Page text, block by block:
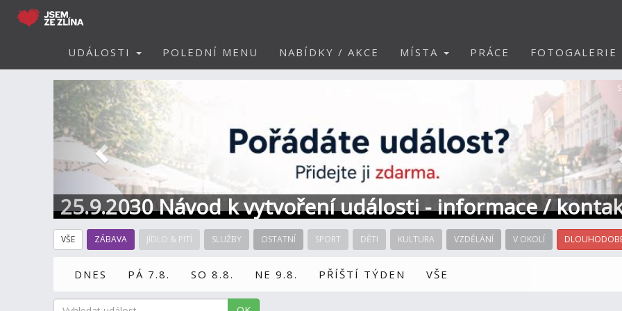
UDÁLOSTI POLEDNÍ MENU NABÍDKY / AKCE MÍSTA PRÁCE FOTOGALERIE
25.9.2030 Návod k vytvoření události - informace /
Předchozí
VŠE ZÁBAVA JÍDLO & PITÍ SLUŽBY OSTATNÍ SPORT DĚTI KULTURA VZDĚLÁNÍ V OKOLÍ
DNES PÁ 7.8. SO 8.8. NE 9.8. PŘÍŠTÍ TÝDEN VŠE